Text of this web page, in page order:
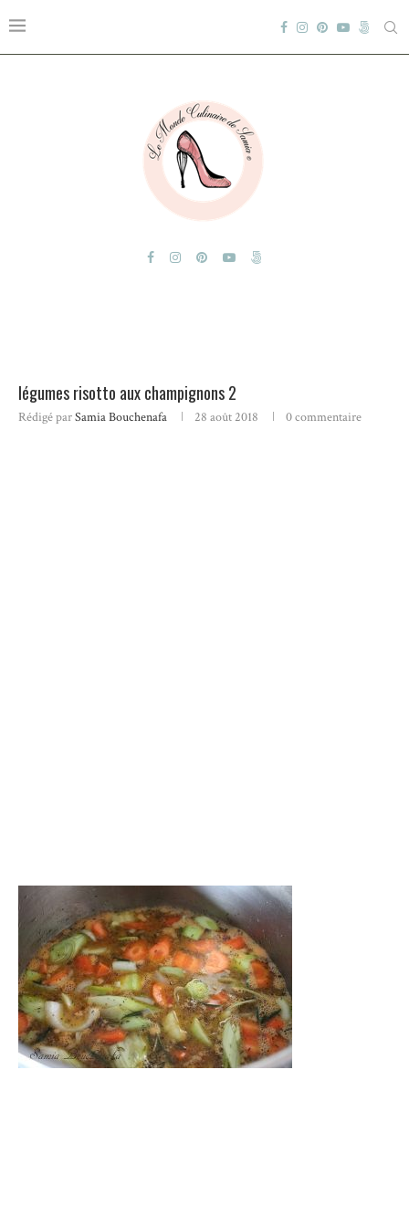
légumes risotto aux champignons 2
Rédigé parSamia Bouchenafa 28 août 2018 0 commentaire